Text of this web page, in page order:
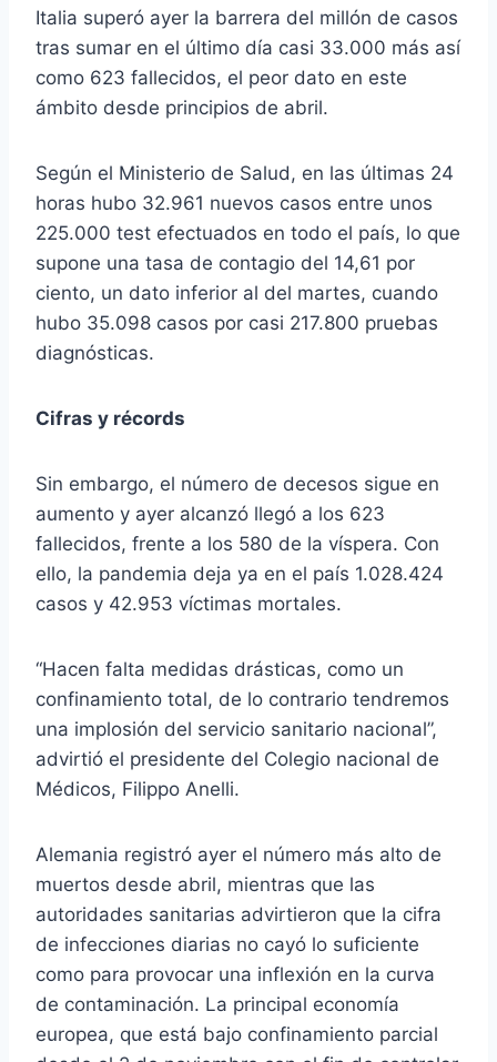
Italia superó ayer la barrera del millón de casos
tras sumar en el último día casi 33.000 más así
como 623 fallecidos, el peor dato en este
ámbito desde principios de abril.
Según el Ministerio de Salud, en las últimas 24
horas hubo 32.961 nuevos casos entre unos
225.000 test efectuados en todo el país, lo que
supone una tasa de contagio del 14,61 por
ciento, un dato inferior al del martes, cuando
hubo 35.098 casos por casi 217.800 pruebas
diagnósticas.
Cifras y récords
Sin embargo, el número de decesos sigue en
aumento y ayer alcanzó llegó a los 623
fallecidos, frente a los 580 de la víspera. Con
ello, la pandemia deja ya en el país 1.028.424
casos y 42.953 víctimas mortales.
“Hacen falta medidas drásticas, como un
confinamiento total, de lo contrario tendremos
una implosión del servicio sanitario nacional”,
advirtió el presidente del Colegio nacional de
Médicos, Filippo Anelli.
Alemania registró ayer el número más alto de
muertos desde abril, mientras que las
autoridades sanitarias advirtieron que la cifra
de infecciones diarias no cayó lo suficiente
como para provocar una inflexión en la curva
de contaminación. La principal economía
europea, que está bajo confinamiento parcial